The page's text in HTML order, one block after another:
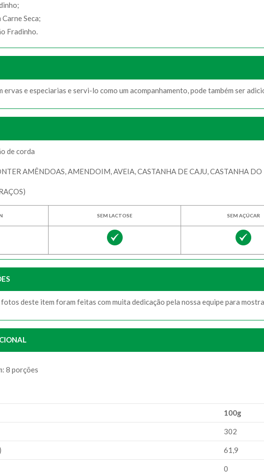
Seca;
Fradinho.
ervas e especiarias e servi-lo como um acompanhamento, pode também ser
de corda
AMÊNDOAS, AMENDOIM, AVEIA, CASTANHA DE CAJU, CASTANHA DO
SEM LACTOSE SEM AÇÚCAR
fotos deste item foram feitas com muita dedicação pela nossa equipe para
8 porções
100g
302
61,9
0